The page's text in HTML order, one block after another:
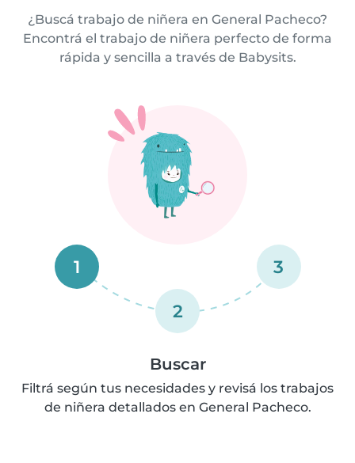
¿Buscá trabajo de niñera en General Pacheco?
Encontrá el trabajo de niñera perfecto de forma
rápida y sencilla a través de Babysits.
1
2
3
Buscar
Filtrá según tus necesidades y revisá los trabajos
de niñera detallados en General Pacheco.